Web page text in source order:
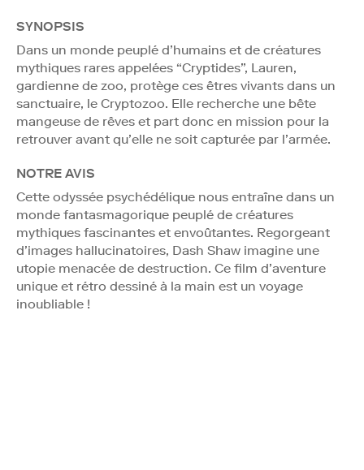
SYNOPSIS
Dans un monde peuplé d’humains et de créatures
mythiques rares appelées “Cryptides”, Lauren,
gardienne de zoo, protège ces êtres vivants dans un
sanctuaire, le Cryptozoo. Elle recherche une bête
mangeuse de rêves et part donc en mission pour la
retrouver avant qu’elle ne soit capturée par l’armée.
NOTRE AVIS
Cette odyssée psychédélique nous entraîne dans un
monde fantasmagorique peuplé de créatures
mythiques fascinantes et envoûtantes. Regorgeant
d’images hallucinatoires, Dash Shaw imagine une
utopie menacée de destruction. Ce film d’aventure
unique et rétro dessiné à la main est un voyage
inoubliable !